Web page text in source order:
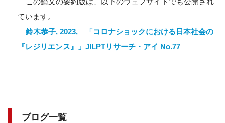
この論文の要約版は、以下のウェブサイトでも公開され
ています。
鈴木恭子, 2023, 「コロナショックにおける日本社会の
『レジリエンス』」JILPTリサーチ・アイ No.77
ブログ一覧